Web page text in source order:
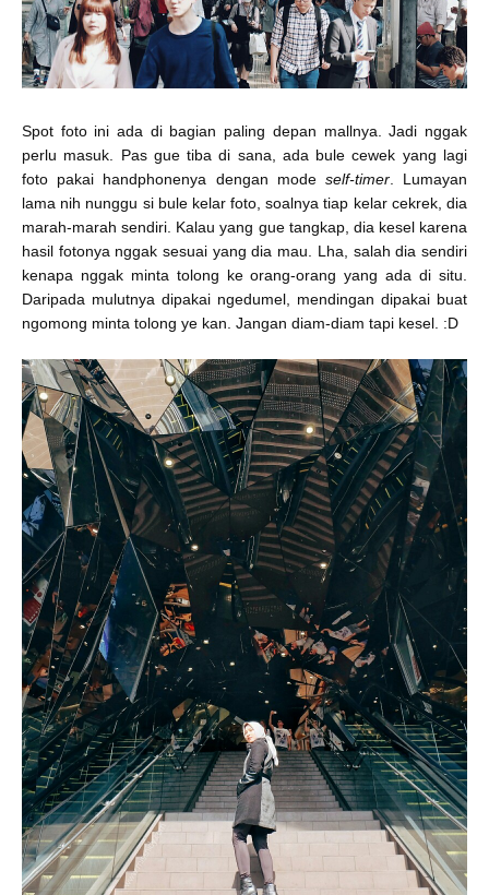
Spot foto ini ada di bagian paling depan mallnya. Jadi nggak
perlu masuk. Pas gue tiba di sana, ada bule cewek yang lagi
foto pakai handphonenya dengan mode self-timer. Lumayan
lama nih nunggu si bule kelar foto, soalnya tiap kelar cekrek, dia
marah-marah sendiri. Kalau yang gue tangkap, dia kesel karena
hasil fotonya nggak sesuai yang dia mau. Lha, salah dia sendiri
kenapa nggak minta tolong ke orang-orang yang ada di situ.
Daripada mulutnya dipakai ngedumel, mendingan dipakai buat
ngomong minta tolong ye kan. Jangan diam-diam tapi kesel. :D